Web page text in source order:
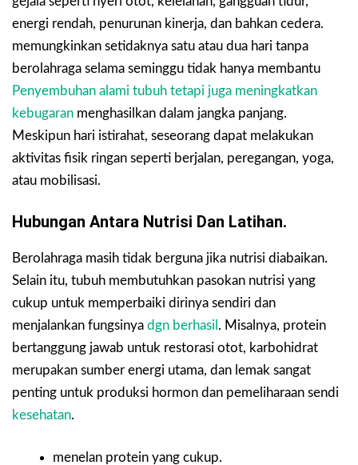
energi rendah, penurunan kinerja, dan bahkan cedera.
memungkinkan setidaknya satu atau dua hari tanpa
berolahraga selama seminggu tidak hanya membantu
Penyembuhan alami tubuh tetapi juga meningkatkan
kebugaran menghasilkan dalam jangka panjang.
Meskipun hari istirahat, seseorang dapat melakukan
aktivitas fisik ringan seperti berjalan, peregangan, yoga,
atau mobilisasi.
Hubungan Antara Nutrisi Dan Latihan.
Berolahraga masih tidak berguna jika nutrisi diabaikan.
Selain itu, tubuh membutuhkan pasokan nutrisi yang
cukup untuk memperbaiki dirinya sendiri dan
menjalankan fungsinya dgn berhasil . Misalnya, protein
bertanggung jawab untuk restorasi otot, karbohidrat
merupakan sumber energi utama, dan lemak sangat
penting untuk produksi hormon dan pemeliharaan sendi
kesehatan.
menelan protein yang cukup.